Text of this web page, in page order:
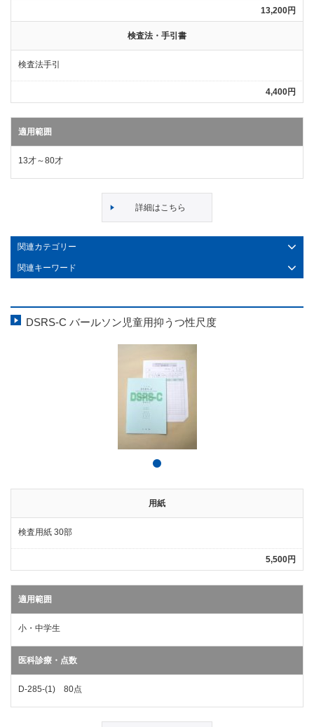
13,200円
検査法・手引書
検査法手引
4,400円
適用範囲
13才～80才
詳細はこちら
関連カテゴリー
関連キーワード
DSRS-C バールソン児童用抑うつ性尺度
用紙
検査用紙 30部
5,500円
適用範囲
小・中学生
医科診療・点数
D-285-(1) 80点